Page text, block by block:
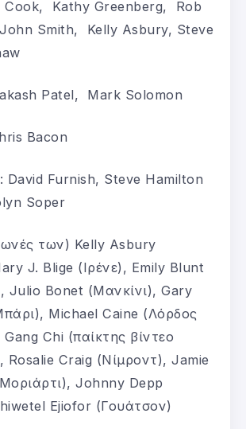
Cook, Kathy Greenberg, Rob
Smith, Kelly Asbury, Steve
Patel, Mark Solomon
Bacon
: David Furnish, Steve Hamilton
Soper
των) Kelly Asbury
J. Blige (Ιρένε), Emily Blunt
Julio Bonet (Μανκίνι), Gary
Michael Caine (Λόρδος
Chi (παίκτης βίντεο
Rosalie Craig (Νίμροντ), Jamie
Johnny Depp
Ejiofor (Γουάτσον)